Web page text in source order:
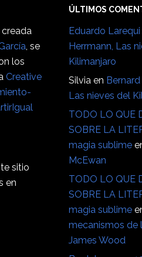
, creada
, se
los
Creative
sitio
en
ÚLTIMOS
Eduardo Larequi
Herrmann, Las
Kilimanjaro
Silvia en Bernard
Las nieves del
TODO LO QUE
SOBRE LA
magia sublime
McEwan
TODO LO QUE
SOBRE LA
magia sublime
mecanismos de
James Wood